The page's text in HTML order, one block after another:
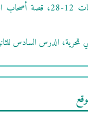
سورة يس الآيات 12-28،
للحرية، الدرس السادس